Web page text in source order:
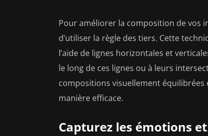
Pour améliorer la composition de vos
d’utiliser la règle des tiers. Cette
l’aide de lignes horizontales et
le long de ces lignes ou à leurs
compositions visuellement
manière efficace.
Capturez les émotions